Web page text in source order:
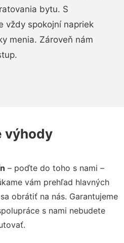
bytu. S
vždy spokojní napriek
menia. Zároveň nám
výhody
– poďte do toho s nami –
vám prehľad hlavných
obrátiť na nás. Garantujeme
s nami nebudete